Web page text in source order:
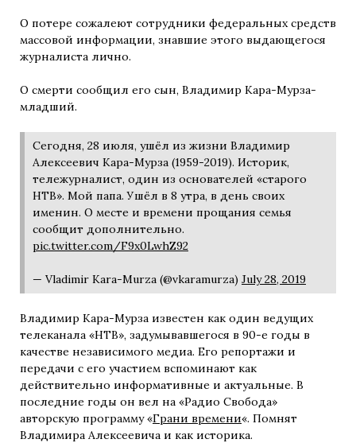
О потере сожалеют сотрудники федеральных средств
массовой информации, знавшие этого выдающегося
журналиста лично.
О смерти сообщил его сын, Владимир Кара-Мурза-
младший.
Сегодня, 28 июля, ушёл из жизни Владимир
Алексеевич Кара-Мурза (1959-2019). Историк,
тележурналист, один из основателей «старого
НТВ». Мой папа. Ушёл в 8 утра, в день своих
именин. О месте и времени прощания семья
сообщит дополнительно.
pic.twitter.com/F9x0LwhZ92
— Vladimir Kara-Murza (@vkaramurza) July 28, 2019
Владимир Кара-Мурза известен как один ведущих
телеканала «НТВ», задумывавшегося в 90-е годы в
качестве независимого медиа. Его репортажи и
передачи с его участием вспоминают как
действительно информативные и актуальные. В
последние годы он вел на «Радио Свобода»
авторскую программу «Грани времени«. Помнят
Владимира Алексеевича и как историка.